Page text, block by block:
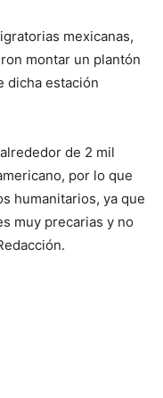
mexicanas,
montar un plantón
dicha estación
de 2 mil
por lo que
humanitarios, ya que
muy precarias y no